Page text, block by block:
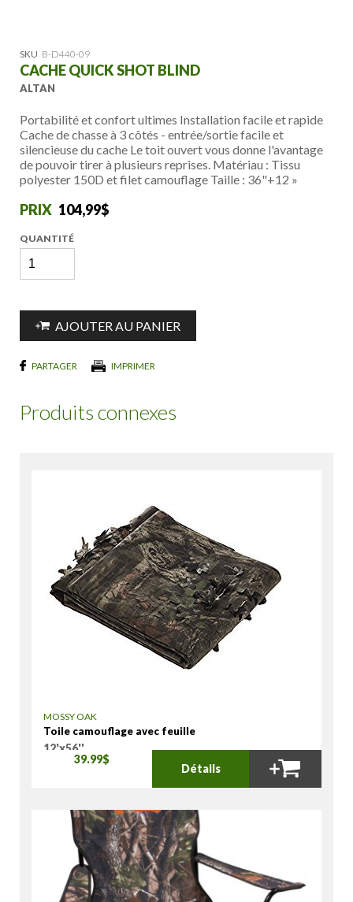
SKU B-D440-09
CACHE QUICK SHOT BLIND
ALTAN
Portabilité et confort ultimes Installation facile et rapide
Cache de chasse à 3 côtés - entrée/sortie facile et
silencieuse du cache Le toit ouvert vous donne l'avantage
de pouvoir tirer à plusieurs reprises. Matériau : Tissu
polyester 150D et filet camouflage Taille : 36"+12 »
104,99$
QUANTITÉ
AJOUTER AU PANIER
PARTAGER IMPRIMER
Produits connexes
MOSSY OAK
Toile camouflage avec feuille
12'x56''
39.99$
Détails